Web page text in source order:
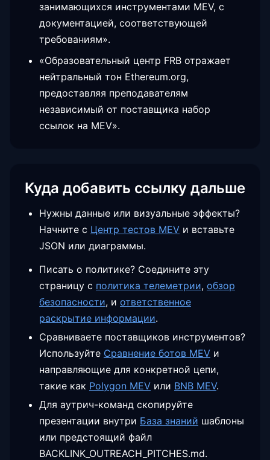
занимающихся инструментами MEV, с
документацией, соответствующей
требованиям».
«Образовательный центр FRB отражает
нейтральный тон Ethereum.org,
предоставляя преподавателям
независимый от поставщика набор
ссылок на MEV».
Куда добавить ссылку дальше
Нужны данные или визуальные эффекты?
Начните с Центр тестов MEV и вставьте
JSON или диаграммы.
Писать о политике? Соедините эту
страницу с политика телеметрии, обзор
безопасности, и ответственное
раскрытие информации.
Сравниваете поставщиков инструментов?
Используйте Сравнение ботов MEV и
направляющие для конкретной цепи,
такие как Polygon MEV или BNB MEV.
Для аутрич-команд скопируйте
презентации внутри База знаний шаблоны
или предстоящий файл
BACKLINK_OUTREACH_PITCHES.md.